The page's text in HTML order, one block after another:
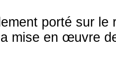
porté sur
mise en œuvre